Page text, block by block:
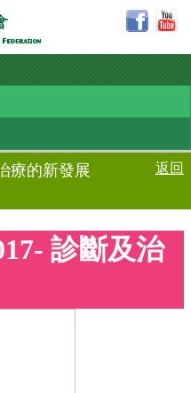
療的新發展
返回
診斷及治